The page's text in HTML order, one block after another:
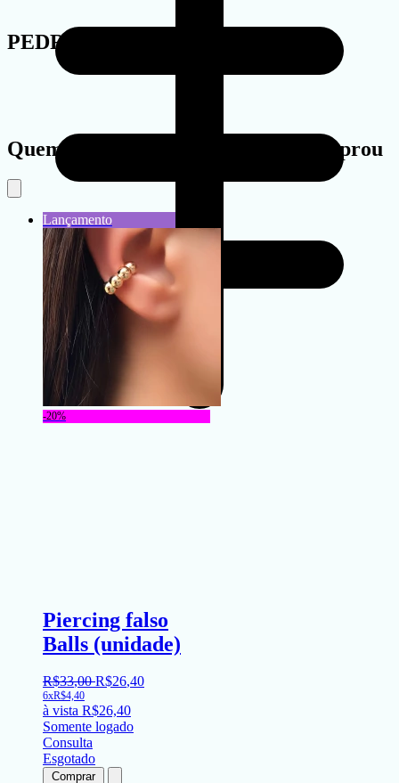
PEDRA
Quem viu este produto também comprou
-20%
Piercing falso
Balls (unidade)
R$33,00 R$26,40
6xR$4,40
à vista R$26,40
Somente logado
Consulta
Esgotado
Comprar